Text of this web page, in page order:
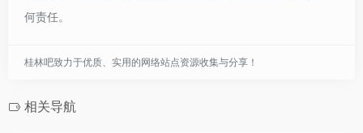
何责任。
桂林吧致力于优质、实用的网络站点资源收集与分享！
相关导航